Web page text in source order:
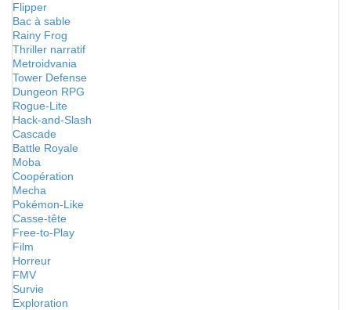
Flipper
Bac à sable
Rainy Frog
Thriller narratif
Metroidvania
Tower Defense
Dungeon RPG
Rogue-Lite
Hack-and-Slash
Cascade
Battle Royale
Moba
Coopération
Mecha
Pokémon-Like
Casse-tête
Free-to-Play
Film
Horreur
FMV
Survie
Exploration